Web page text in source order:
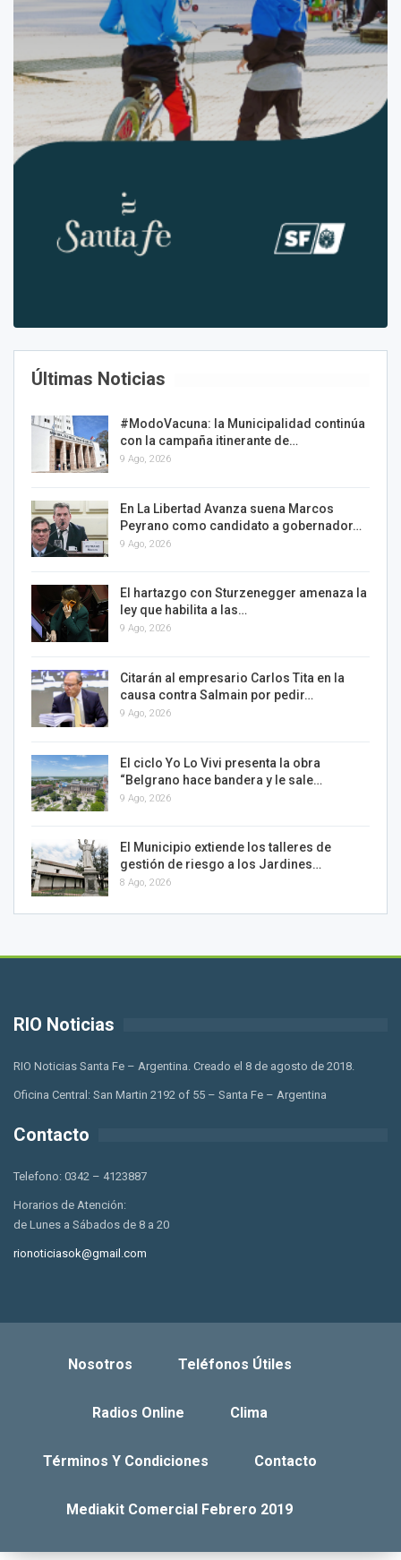
Últimas Noticias
#ModoVacuna: la Municipalidad continúa
con la campaña itinerante de…
9 Ago, 2026
En La Libertad Avanza suena Marcos
Peyrano como candidato a gobernador…
9 Ago, 2026
El hartazgo con Sturzenegger amenaza la
ley que habilita a las…
9 Ago, 2026
Citarán al empresario Carlos Tita en la
causa contra Salmain por pedir…
9 Ago, 2026
El ciclo Yo Lo Vivi presenta la obra
“Belgrano hace bandera y le sale…
9 Ago, 2026
El Municipio extiende los talleres de
gestión de riesgo a los Jardines…
8 Ago, 2026
RIO Noticias
RIO Noticias Santa Fe – Argentina. Creado el 8 de agosto de 2018.
Oficina Central: San Martin 2192 of 55 – Santa Fe – Argentina
Contacto
Telefono: 0342 – 4123887
Horarios de Atención:
de Lunes a Sábados de 8 a 20
rionoticiasok@gmail.com
Nosotros Teléfonos Útiles
Radios Online Clima
Términos Y Condiciones Contacto
Mediakit Comercial Febrero 2019